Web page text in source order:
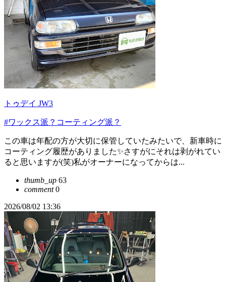
トゥデイ JW3
#ワックス派？コーティング派？
この車は年配の方が大切に保管していたみたいで、新車時に
コーティング履歴がありました✨さすがにそれは剥がれてい
ると思いますが(笑)私がオーナーになってからは...
thumb_up 63
comment0
2026/08/02 13:36